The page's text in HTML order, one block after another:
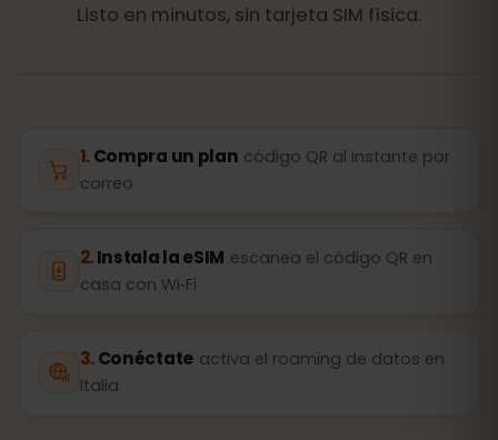
Listo en minutos, sin tarjeta SIM física.
Compra un plan código QR al instante por
correo
Instala la eSIM escanea el código QR en
casa con Wi‑Fi
Conéctate activa el roaming de datos en
Italia